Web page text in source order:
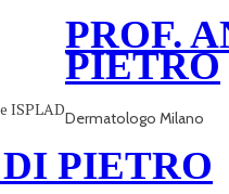
ISPLAD
PROF.
PIETRO
Dermatologo Milano
PIETRO